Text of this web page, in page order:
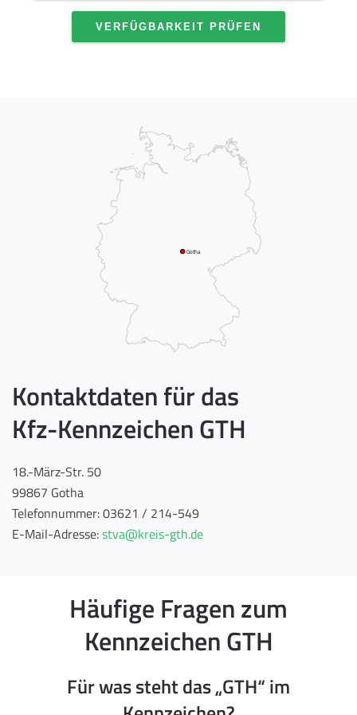
VERFÜGBARKEIT PRÜFEN
Gotha
Kontaktdaten für das
Kfz-Kennzeichen GTH
18.-März-Str. 50
99867 Gotha
Telefonnummer: 03621 / 214-549
E-Mail-Adresse:stva@kreis-gth.de
Häufige Fragen zum
Kennzeichen GTH
Für was steht das „GTH“ im